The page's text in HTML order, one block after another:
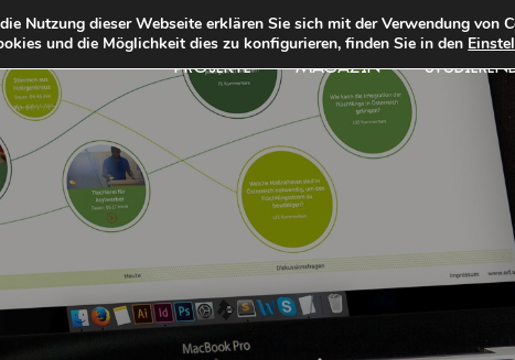
PROJEKTE MAGAZIN
Nutzung dieser Webseite erklären Sie sich mit der Verwendung von
und die Möglichkeit dies zu konfigurieren, finden Sie in den